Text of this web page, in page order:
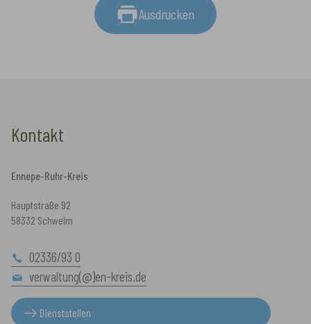
Ausdrucken
Kontakt
Ennepe-Ruhr-Kreis
Hauptstraße 92
58332 Schwelm
02336/93 0
verwaltung(@)en-kreis.de
Dienststellen